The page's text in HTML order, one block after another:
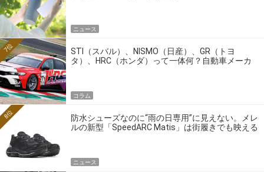
ニュース
STI（スバル）、NISMO（日産）、GR（トヨ
タ）、HRC（ホンダ）って一体何？自動車メーカ
7位
コラム
防水シューズなのに“雨の日専用”に見えない。メレ
ルの新型「SpeedARC Matis」は街履きでも映える
8位
ニュース